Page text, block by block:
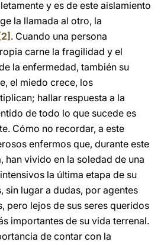
y es de este aislamiento
la llamada al otro, la
[2] . Cuando una persona
carne la fragilidad y el
la enfermedad, también su
el miedo crece, los
hallar respuesta a la
de todo lo que sucede es
Cómo no recordar, a este
enfermos que, durante este
han vivido en la soledad de una
la última etapa de su
sin lugar a dudas, por agentes
pero lejos de sus seres queridos
importantes de su vida terrenal.
de contar con la